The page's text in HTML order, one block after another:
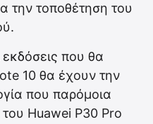
την τοποθέτηση του
εκδόσεις που θα
10 θα έχουν την
που παρόμοια
Huawei P30 Pro